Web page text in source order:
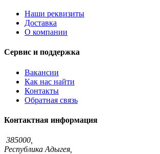
Наши реквизиты
Доставка
О компании
Сервис и поддержка
Вакансии
Как нас найти
Контакты
Обратная связь
Контактная информация
385000,
Республика Адыгея,